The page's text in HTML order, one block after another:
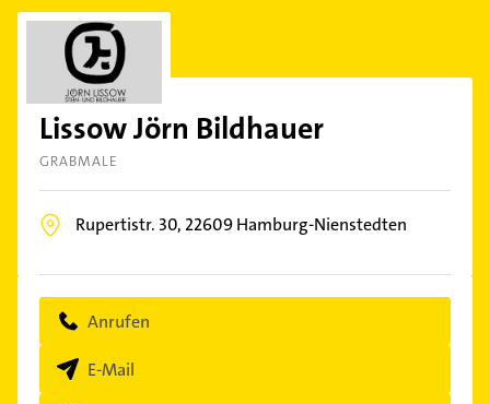
Lissow Jörn Bildhauer
GRABMALE
Rupertistr. 30, 22609Hamburg-Nienstedten
Anrufen
E-Mail